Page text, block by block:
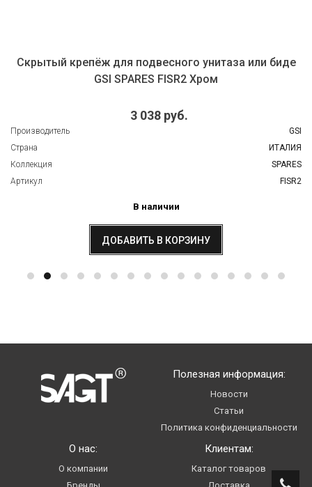
Скрытый крепёж для подвесного унитаза или биде
GSI SPARES FISR2 Хром
3 038 руб.
Производитель
GSI
Страна
ИТАЛИЯ
Коллекция
SPARES
Артикул
FISR2
В наличии
ДОБАВИТЬ В КОРЗИНУ
О нас:
О компании
Клиентам:
Каталог товаров
Полезная информация:
Новости
Статьи
Политика конфиденциальности